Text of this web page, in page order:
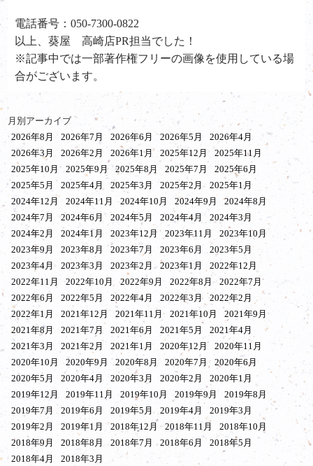
電話番号：050-7300-0822
以上、葵屋 高崎店PR担当でした！
※記事中では一部著作権フリーの画像を使用している場
合がございます。
月別アーカイブ
2026年8月
2026年7月 2026年6月 2026年5月
2026年4月
2026年3月
2026年2月 2026年1月 2025年12月
2025年11月
2025年10月
2025年9月 2025年8月 2025年7月
2025年6月
2025年5月
2025年4月 2025年3月 2025年2月
2025年1月
2024年12月
2024年11月 2024年10月 2024年9月
2024年8月
2024年7月
2024年6月 2024年5月 2024年4月
2024年3月
2024年2月
2024年1月 2023年12月 2023年11月
2023年10月
2023年9月
2023年8月 2023年7月 2023年6月
2023年5月
2023年4月
2023年3月 2023年2月 2023年1月
2022年12月
2022年11月
2022年10月 2022年9月 2022年8月
2022年7月
2022年6月
2022年5月 2022年4月 2022年3月
2022年2月
2022年1月
2021年12月 2021年11月 2021年10月
2021年9月
2021年8月
2021年7月 2021年6月 2021年5月
2021年4月
2021年3月
2021年2月 2021年1月 2020年12月
2020年11月
2020年10月
2020年9月 2020年8月 2020年7月
2020年6月
2020年5月
2020年4月 2020年3月 2020年2月
2020年1月
2019年12月
2019年11月 2019年10月 2019年9月
2019年8月
2019年7月
2019年6月 2019年5月 2019年4月
2019年3月
2019年2月
2019年1月 2018年12月 2018年11月
2018年10月
2018年9月
2018年8月 2018年7月 2018年6月
2018年5月
2018年4月
2018年3月